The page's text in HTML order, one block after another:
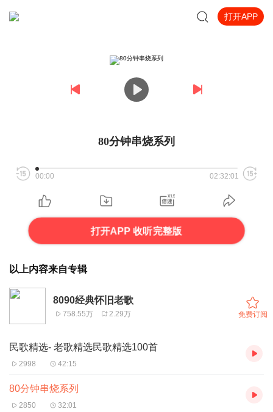
打开APP
80分钟串烧系列
00:00 02:32:01
打开APP 收听完整版
以上内容来自专辑
8090经典怀旧老歌
758.55万 2.29万 免费订阅
民歌精选- 老歌精选民歌精选100首
2998 42:15
80分钟串烧系列
2850 32:01